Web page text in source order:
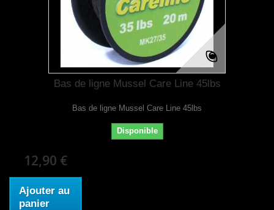
Bas de ligne Mussel Care Line 45lbs
Bas de ligne Mussel Care Line 45lbs
Disponible
12,90 €
Ajouter au
panier